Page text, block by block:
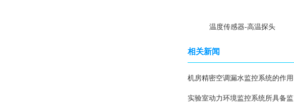
温度传感器-高温探头
相关新闻
机房精密空调漏水监控系统的作用
实验室动力环境监控系统所具备监